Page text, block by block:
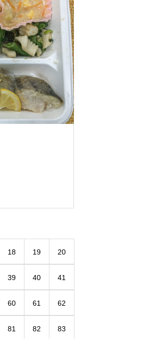
18 19 20
39 40 41
60 61 62
81 82 83